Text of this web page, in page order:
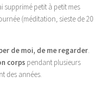
supprimé petit à petit mes
(méditation, sieste de 20
de moi, de me regarder.
corps pendant plusieurs
des années.